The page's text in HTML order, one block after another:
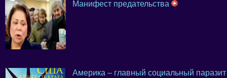
Манифест предательства
Америка – главный социальный паразит